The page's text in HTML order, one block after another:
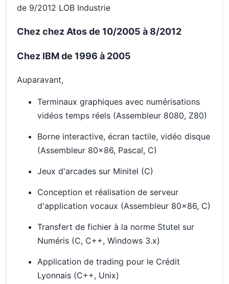
de 9/2012 LOB Industrie
Chez chez Atos de 10/2005 à 8/2012
Chez IBM de 1996 à 2005
Auparavant,
Terminaux graphiques avec numérisations
vidéos temps réels (Assembleur 8080, Z80)
Borne interactive, écran tactile, vidéo disque
(Assembleur 80x86, Pascal, C)
Jeux d'arcades sur Minitel (C)
Conception et réalisation de serveur
d'application vocaux (Assembleur 80x86, C)
Transfert de fichier à la norme Stutel sur
Numéris (C, C++, Windows 3.x)
Application de trading pour le Crédit
Lyonnais (C++, Unix)